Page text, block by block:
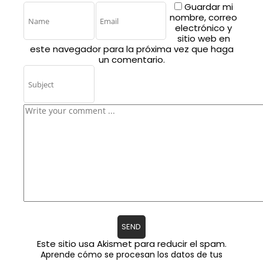
Guardar mi
nombre, correo
electrónico y
sitio web en
este navegador para la próxima vez que haga
un comentario.
Este sitio usa Akismet para reducir el spam.
Aprende cómo se procesan los datos de tus